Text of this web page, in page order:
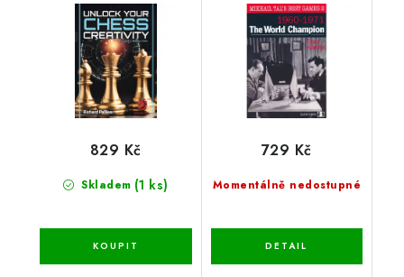
Skladem (1 ks)
829 Kč
Momentálně nedostupné
729 Kč